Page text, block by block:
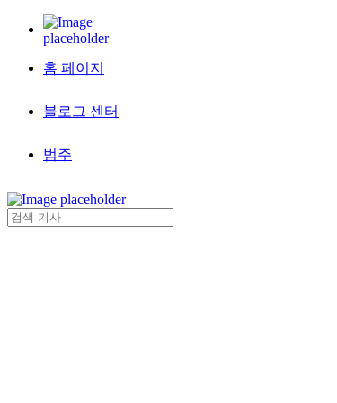
홈 페이지
블로그 센터
범주